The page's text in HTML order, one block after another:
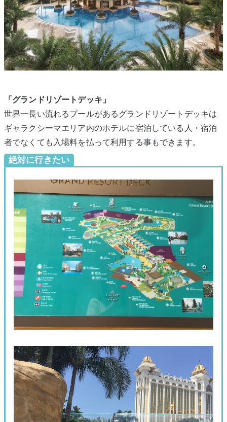
「グランドリゾートデッキ」
世界一長い流れるプールがあるグランドリゾートデッキは
ギャラクシーマエリア内のホテルに宿泊している人・宿泊
者でなくても入場料を払って利用する事もできます。
絶対に行きたい